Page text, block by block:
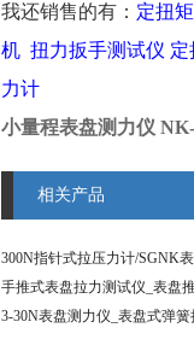
我还销售的有： 定扭
机 扭力扳手测试仪 定
力计
小量程表盘测力仪
相关产品